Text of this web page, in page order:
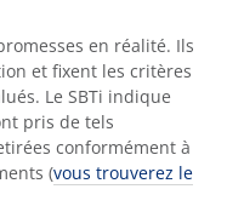
en réalité. Ils
et fixent les critères
Le SBTi indique
pris de tels
conformément à
(vous trouverez le